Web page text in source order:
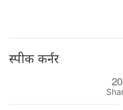
स्पीक कर्नर